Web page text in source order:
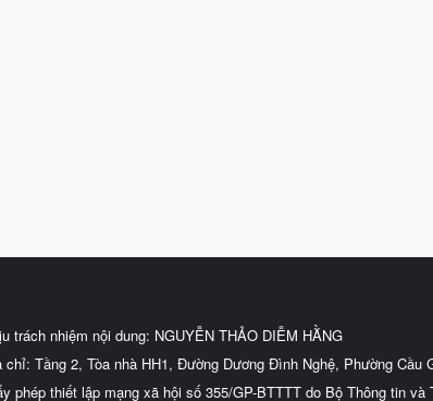
trách nhiệm nội dung: NGUYỄN THẢO DIỄM HẰNG
chỉ: Tầng 2, Tòa nhà HH1, Đường Dương Đình Nghệ, Phường Cầu
phép thiết lập mạng xã hội số 355/GP-BTTTT do Bộ Thông tin và